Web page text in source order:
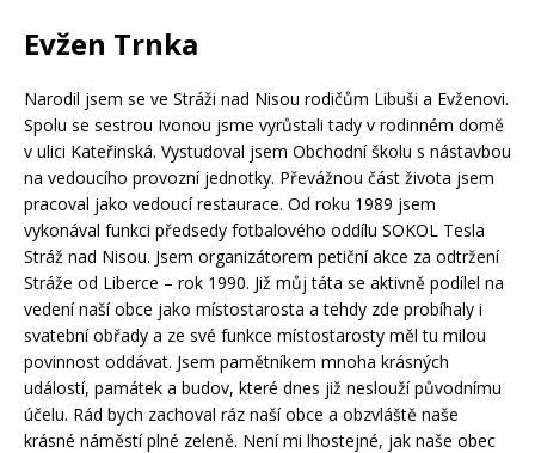
Evžen Trnka
Narodil jsem se ve Stráži nad Nisou rodičům Libuši a Evženovi.
Spolu se sestrou Ivonou jsme vyrůstali tady v rodinném domě
v ulici Kateřinská. Vystudoval jsem Obchodní školu s nástavbou
na vedoucího provozní jednotky. Převážnou část života jsem
pracoval jako vedoucí restaurace. Od roku 1989 jsem
vykonával funkci předsedy fotbalového oddílu SOKOL Tesla
Stráž nad Nisou. Jsem organizátorem petiční akce za odtržení
Stráže od Liberce – rok 1990. Již můj táta se aktivně podílel na
vedení naší obce jako místostarosta a tehdy zde probíhaly i
svatební obřady a ze své funkce místostarosty měl tu milou
povinnost oddávat. Jsem pamětníkem mnoha krásných
událostí, památek a budov, které dnes již neslouží původnímu
účelu. Rád bych zachoval ráz naší obce a obzvláště naše
krásné náměstí plné zeleně. Není mi lhostejné, jak naše obec